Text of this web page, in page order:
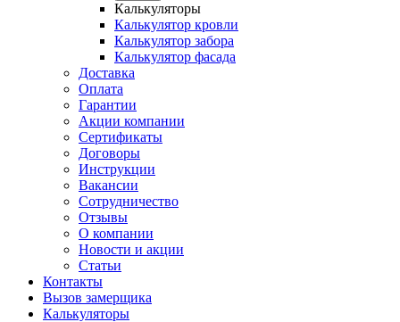
Калькуляторы
Калькулятор кровли
Калькулятор забора
Калькулятор фасада
Доставка
Оплата
Гарантии
Акции компании
Сертификаты
Договоры
Инструкции
Вакансии
Сотрудничество
Отзывы
О компании
Новости и акции
Статьи
Контакты
Вызов замерщика
Калькуляторы